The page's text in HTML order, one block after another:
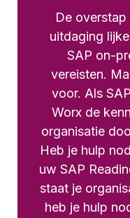
De
uitdaging
SAP on-
vereisten.
voor. Als
Worx de
organisatie
Heb je hulp
uw SAP
staat je
heb je hulp